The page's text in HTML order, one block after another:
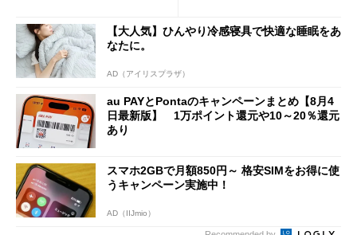
【大人気】ひんやり冷感寝具で快適な睡眠をあ
なたに。
AD（アイリスプラザ）
au PAYとPontaのキャンペーンまとめ【8月4
日最新版】 1万ポイント還元や10～20％還元
あり
スマホ2GBで月額850円～ 格安SIMをお得に使
うキャンペーン実施中！
AD（IIJmio）